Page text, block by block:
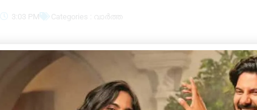
3:03 PM Categories : വാർത്ത